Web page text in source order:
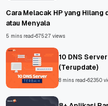
Cara Melacak HP yang Hilang
atau Menyala
5 mins read•67527 views
10 DNS
(Terupdate)
8 mins read•62350